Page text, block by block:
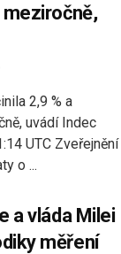
meziročně,
2,9 % a
uvádí Indec
UTC Zveřejnění
o ...
a vláda Milei
měření